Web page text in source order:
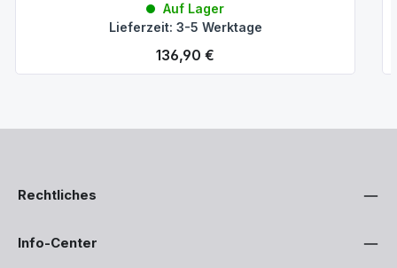
Auf Lager
Lieferzeit: 3-5 Werktage
Regulärer Preis:
136,90 €
Rechtliches
Info-Center